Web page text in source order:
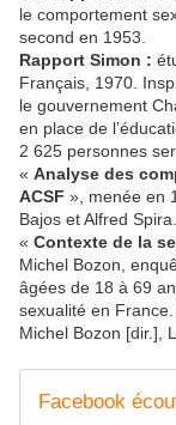
le comportement
second en 1953.
Rapport Simon :
Français, 1970.
le gouvernement
en place de
2 625 personnes
« Analyse des
ACSF », menée en
Bajos et Alfred Spira.
« Contexte de la
Michel Bozon,
âgées de 18 à 69
sexualité en
Michel Bozon [dir.],